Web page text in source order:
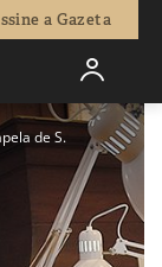
a Gazeta
de S.